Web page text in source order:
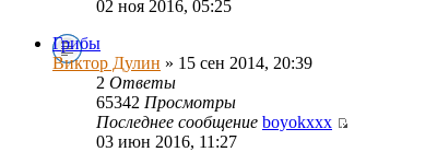
02 ноя 2016, 05:25
Грибы
Виктор Дулин » 15 сен 2014, 20:39
2 Ответы
65342 Просмотры
Последнее сообщение boyokxxx
03 июн 2016, 11:27